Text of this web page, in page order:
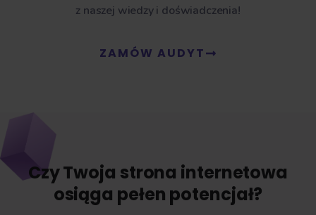
z naszej wiedzy i doświadczenia!
ZAMÓW AUDYT
Czy Twoja strona internetowa
osiąga pełen potencjał?